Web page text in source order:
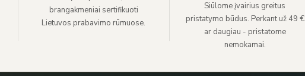
brangakmeniai sertifikuoti
Lietuvos prabavimo rūmuose.
Siūlome įvairius greitus
pristatymo būdus. Perkant už 49 €
ar daugiau - pristatome
nemokamai.